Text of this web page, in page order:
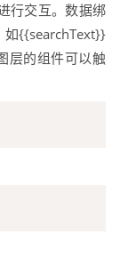
行交互。数据绑
如{{searchText}}
层的组件可以触